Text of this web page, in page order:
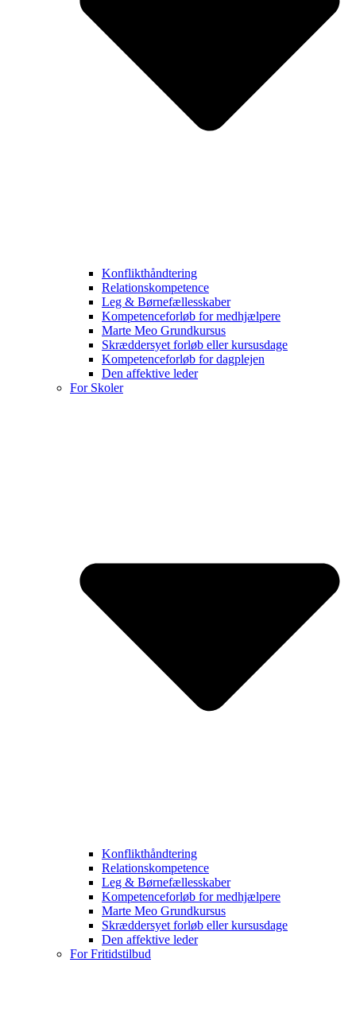
Konflikthåndtering
Relationskompetence
Leg & Børnefællesskaber
Kompetenceforløb for medhjælpere
Marte Meo Grundkursus
Skræddersyet forløb eller kursusdage
Kompetenceforløb for dagplejen
Den affektive leder
For Skoler
Konflikthåndtering
Relationskompetence
Leg & Børnefællesskaber
Kompetenceforløb for medhjælpere
Marte Meo Grundkursus
Skræddersyet forløb eller kursusdage
Den affektive leder
For Fritidstilbud